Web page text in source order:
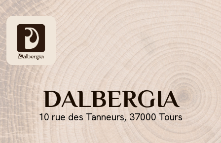
DALBERGIA
10 rue des Tanneurs, 37000 Tours